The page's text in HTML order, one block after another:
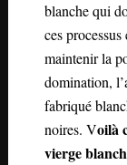
blanche qui
ces
maintenir la
domination,
fabriqué
noires. Voilà
vierge